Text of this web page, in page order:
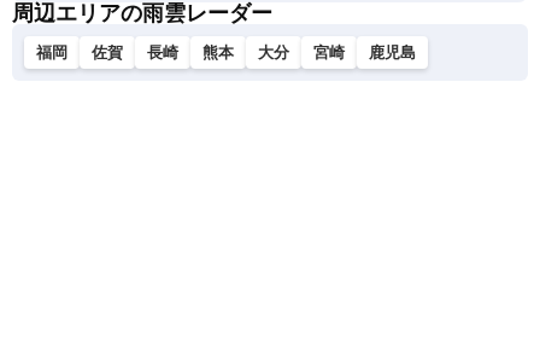
周辺エリアの雨雲レーダー
福岡 佐賀 長崎 熊本 大分 宮崎 鹿児島